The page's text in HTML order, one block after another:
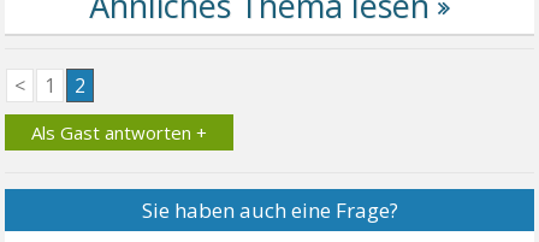
< 1 2
Als Gast antworten +
Sie haben auch eine Frage?